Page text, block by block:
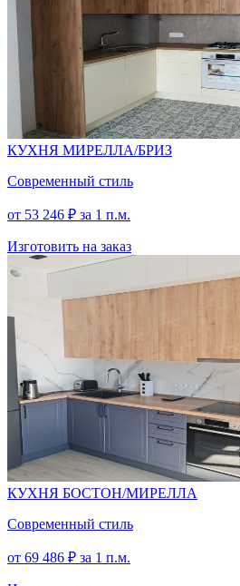
СЕРЫЙ
КАСЦИНА
СЕРЫЙ
КАМЕНЬ
ГИККОРИ
ТАХО
КУХНЯ МИРЕЛЛА/БРИЗ
Современный стиль
от 53 246 ₽ за 1 п.м.
Изготовить на заказ
КУХНЯ БОСТОН/МИРЕЛЛА
Современный стиль
от 69 486 ₽ за 1 п.м.